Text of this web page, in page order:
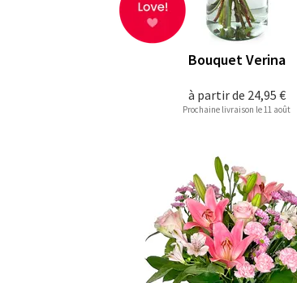
à partir de 24,95 €
Bouquet Verina
Prochaine livraison le 11 août